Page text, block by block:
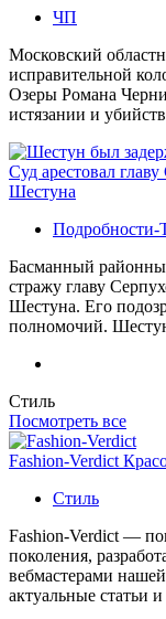
ЧП
Московский
исправительной
Озеры Романа
истязании и
Суд арестовал
Шестуна
Подробности-
Басманный
стражу главу
Шестуна. Его
полномочий.
Стиль
Посмотреть все
Fashion-Verdict
Стиль
Fashion-Verdict —
поколения,
вебмастерами
актуальные статьи